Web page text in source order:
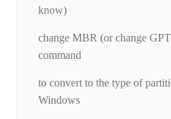
know)
change MBR (or change
command
to convert to the type of
Windows